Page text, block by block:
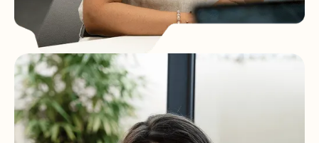
Intégrer une culture d’entreprise ouverte
et collaborative